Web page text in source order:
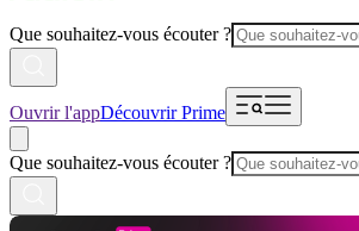
Que souhaitez-vous écouter ?
Ouvrir l'appDécouvrir Prime
Que souhaitez-vous écouter ?